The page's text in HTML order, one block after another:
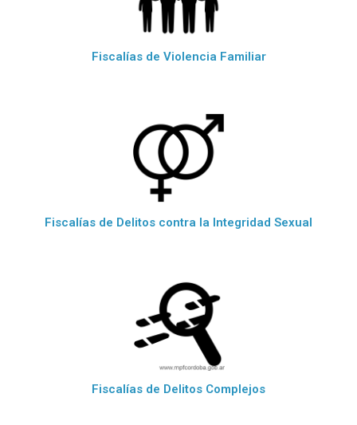
Fiscalías de Violencia Familiar
Fiscalías de Delitos contra la Integridad Sexual
Fiscalías de Delitos Complejos